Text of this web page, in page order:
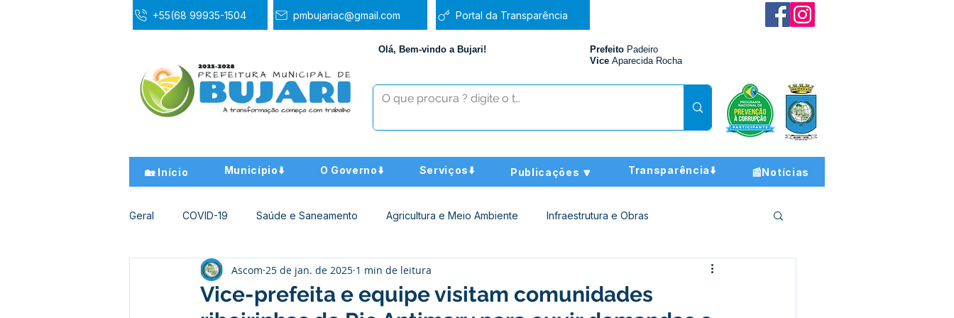
+55(68 99935-1504 pmbujariac@gmail.com Portal da Transparência
Olá, Bem-vindo a Bujari! Prefeito Padeiro
Vice Aparecida Rocha
🏡 Início Município⬇️ O Governo⬇️ Serviços⬇️ Publicações 🔽 Transparência⬇️ 📰Notícias
Geral COVID-19 Saúde e Saneamento Agricultura e Meio Ambiente Infraestrutura e Obras
Desporto Cultura e Lazer Educação Assistência Social
Vice-prefeita e equipe visitam comunidades
Ascom 25 de jan. de 2025 1 min de leitura